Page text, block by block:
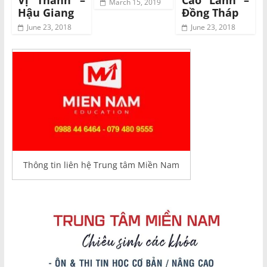
Hậu Giang
June 23, 2018
March 15, 2019
Đồng Tháp
June 23, 2018
Thông tin liên hệ Trung tâm Miền Nam